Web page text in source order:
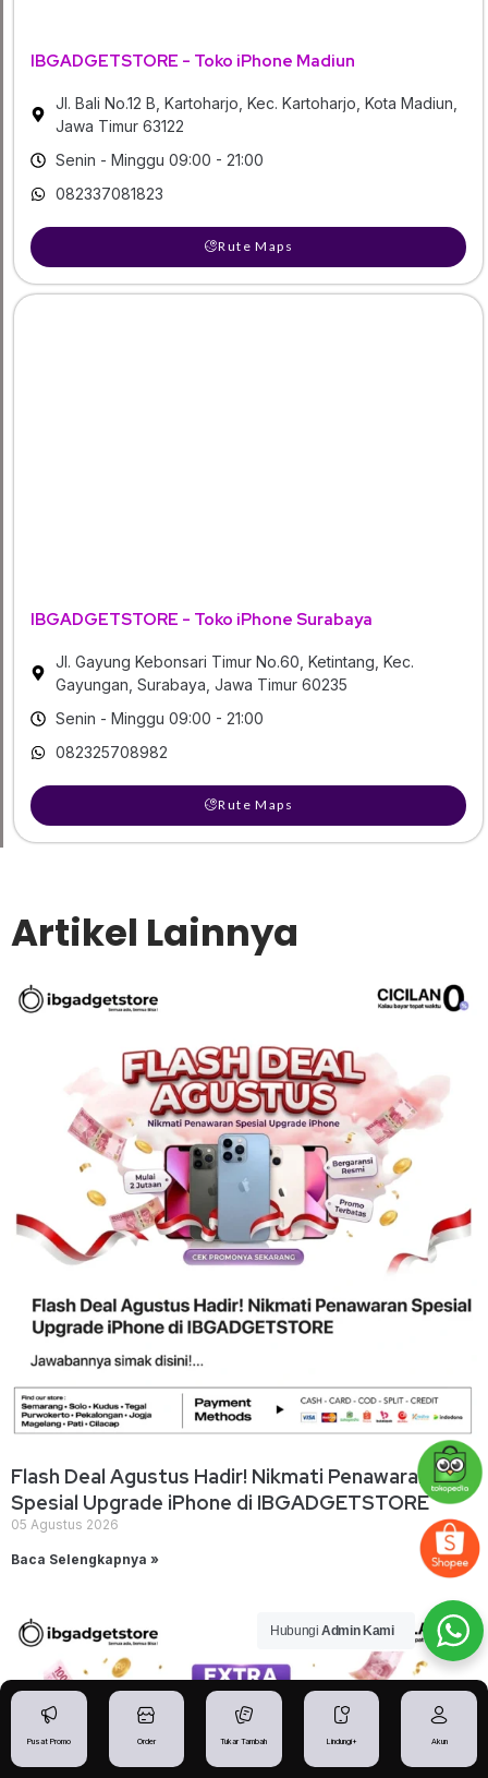
IBGADGETSTORE - Toko iPhone Madiun
Jl. Bali No.12 B, Kartoharjo, Kec. Kartoharjo, Kota Madiun,
Jawa Timur 63122
Senin - Minggu 09:00 - 21:00
082337081823
Rute Maps
IBGADGETSTORE - Toko iPhone Surabaya
Jl. Gayung Kebonsari Timur No.60, Ketintang, Kec.
Gayungan, Surabaya, Jawa Timur 60235
Senin - Minggu 09:00 - 21:00
082325708982
Rute Maps
Artikel Lainnya
Flash Deal Agustus Hadir! Nikmati Penawaran
Spesial Upgrade iPhone di IBGADGETSTORE
05 Agustus 2026
Baca Selengkapnya »
Pusat Promo Order Tukar Tambah Lindungi+ Akun
Hubungi Admin Kami